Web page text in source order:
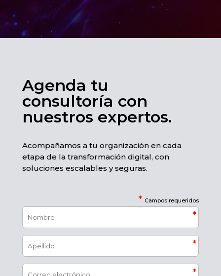
Agenda tu
consultoría con
nuestros expertos.​
Acompañamos a tu organización en cada
etapa de la transformación digital, con
soluciones escalables y seguras.​
* Campos requeridos